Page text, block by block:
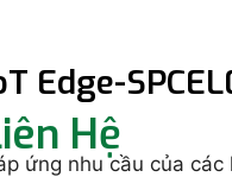
Edge-
Hệ
ứng nhu cầu của